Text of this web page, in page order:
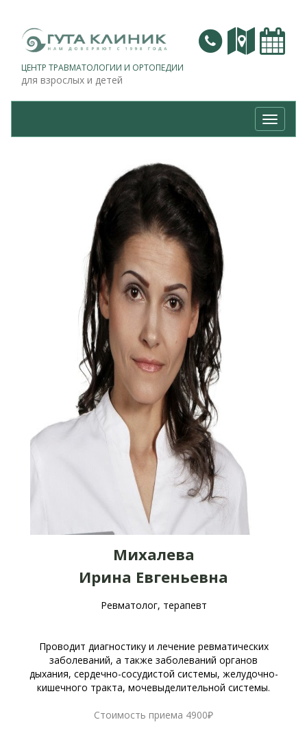
ЦЕНТР ТРАВМАТОЛОГИИ И ОРТОПЕДИИ
для взрослых и детей
Михалева
Ирина Евгеньевна
Ревматолог, терапевт
Проводит диагностику и лечение ревматических
заболеваний, а также заболеваний органов
дыхания, сердечно-сосудистой системы, желудочно-
кишечного тракта, мочевыделительной системы.
Стоимость приема 4900₽